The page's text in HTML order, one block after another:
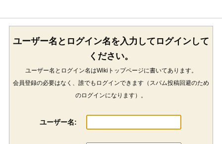
ユーザー名とログイン名を入力してログインして
ください。
ユーザー名とログイン名はWikiトップページに書いてあります。
会員登録の必要はなく、誰でもログインできます（スパム投稿回避のため
のログインになります）。
ユーザー名: